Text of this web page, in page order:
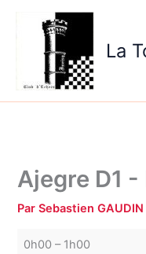
La
Ajegre D1 -
ParSebastien
0h00 – 1h00